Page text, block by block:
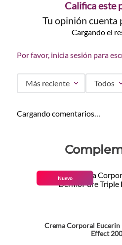
Califica este
Tu opinión cuenta
Cargando el
Por favor, inicia sesión para
Más reciente Todos
Cargando comentarios…
Nuevo
Crema Corporal
Effect